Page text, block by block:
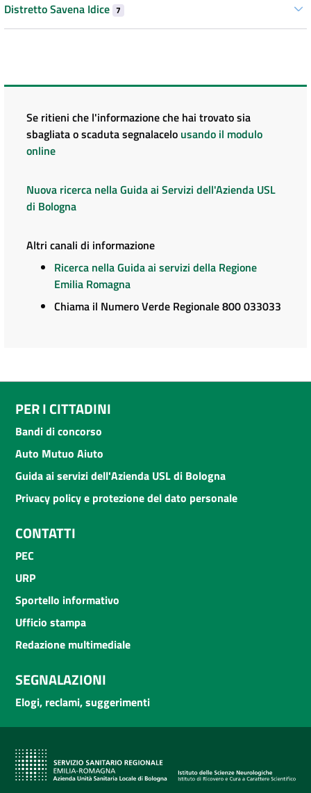
Distretto Savena Idice 7
Se ritieni che l'informazione che hai trovato sia
sbagliata o scaduta segnalacelo usando il modulo
online
Nuova ricerca nella Guida ai Servizi dell'Azienda USL
di Bologna
Altri canali di informazione
Ricerca nella Guida ai servizi della Regione
Emilia Romagna
Chiama il Numero Verde Regionale 800 033033
PER I CITTADINI
Bandi di concorso
Auto Mutuo Aiuto
Guida ai servizi dell'Azienda USL di Bologna
Privacy policy e protezione del dato personale
CONTATTI
PEC
URP
Sportello informativo
Ufficio stampa
Redazione multimediale
SEGNALAZIONI
Elogi, reclami, suggerimenti